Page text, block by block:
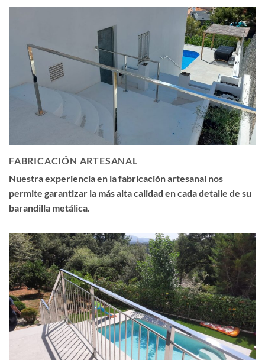
FABRICACIÓN ARTESANAL
Nuestra experiencia en la fabricación artesanal nos
permite garantizar la más alta calidad en cada detalle de su
barandilla metálica.